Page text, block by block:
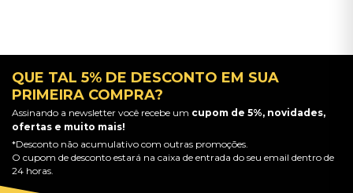
QUE TAL 5% DE DESCONTO EM SUA
PRIMEIRA COMPRA?
Assinando a newsletter você recebe um cupom de 5%, novidades,
ofertas e muito mais!
*Desconto não acumulativo com outras promoções.
O cupom de desconto estará na caixa de entrada do seu email dentro de
24 horas.